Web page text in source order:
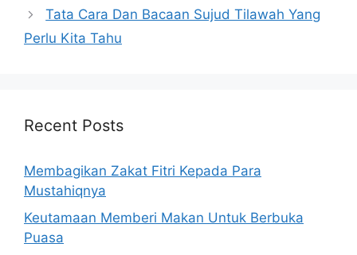
Tata Cara Dan Bacaan Sujud Tilawah Yang
Perlu Kita Tahu
Recent Posts
Membagikan Zakat Fitri Kepada Para
Mustahiqnya
Keutamaan Memberi Makan Untuk Berbuka
Puasa